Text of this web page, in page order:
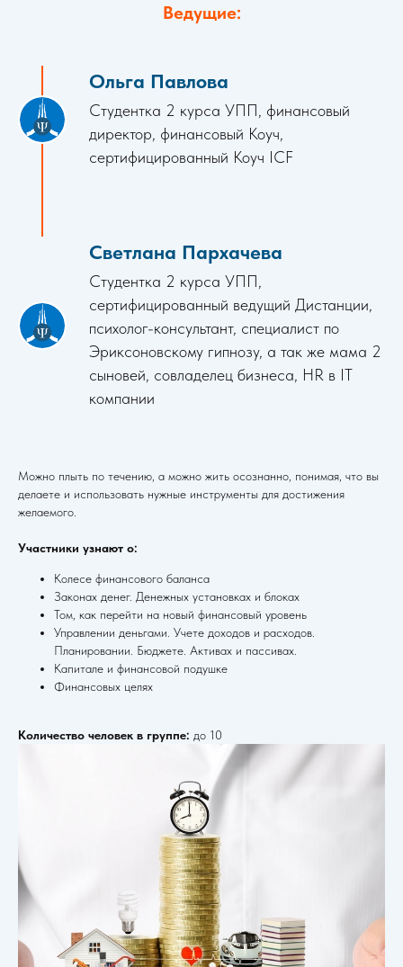
Ведущие:
Ольга Павлова
Студентка 2 курса УПП, финансовый
директор, финансовый Коуч,
сертифицированный Коуч ICF
Светлана Пархачева
Студентка 2 курса УПП,
сертифицированный ведущий Дистанции,
психолог-консультант, специалист по
Эриксоновскому гипнозу, а так же мама 2
сыновей, совладелец бизнеса, НR в IT
компании
Можно плыть по течению, а можно жить осознанно, понимая, что вы
делаете и использовать нужные инструменты для достижения
желаемого.
Участники узнают о:
Колесе финансового баланса
Законах денег. Денежных установках и блоках
Том, как перейти на новый финансовый уровень
Управлении деньгами. Учете доходов и расходов.
Планировании. Бюджете. Активах и пассивах.
Капитале и финансовой подушке
Финансовых целях
Количество человек в группе: до 10